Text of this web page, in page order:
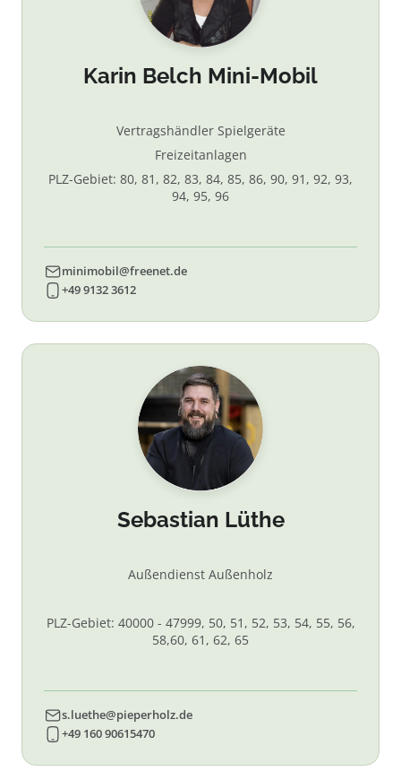
Karin Belch Mini-Mobil
Vertragshändler Spielgeräte
Freizeitanlagen
PLZ-Gebiet: 80, 81, 82, 83, 84, 85, 86, 90, 91, 92, 93,
94, 95, 96
minimobil@freenet.de
+49 9132 3612
Sebastian Lüthe
Außendienst Außenholz
PLZ-Gebiet: 40000 - 47999, 50, 51, 52, 53, 54, 55, 56,
58,60, 61, 62, 65
s.luethe@pieperholz.de
+49 160 90615470